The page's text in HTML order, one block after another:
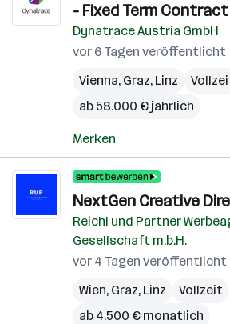
- Fixed Term Contract
Dynatrace Austria GmbH
vor 6 Tagen veröffentlicht
Vienna, Graz, Linz
ab 58.000 € jährlich
Merken
NextGen Creative
Reichl und Partner
Gesellschaft m.b.H.
vor 4 Tagen veröffentlicht
Wien, Graz, Linz
Vollzeit
ab 4.500 € monatlich